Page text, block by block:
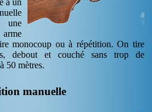
monocoup ou à répétition. On tire
debout et couché sans trop de
50 mètres.
manuelle